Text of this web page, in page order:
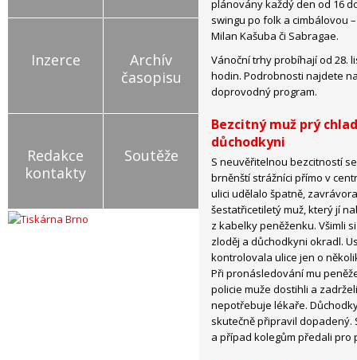
Inzerce
Archív
časopisu
Redakce
kontakty
Soutěže
plánovány každý den od 16
swingu po folk a cimbálovou
Milan Kašuba či Sabragae.
Vánoční trhy probíhají od 28.
hodin. Podrobnosti najdete
doprovodný program.
Bezcitný muž prý
důchodkyni
S neuvěřitelnou bezcitností
brněnští strážníci přímo v
ulici udělalo špatně,
šestatřicetiletý muž, který jí
z kabelky peněženku. Všimli
zloděj a důchodkyni okradl.
kontrolovala ulice jen o
Při pronásledování mu
policie muže dostihli a
nepotřebuje lékaře.
skutečně připravil dopadený.
a případ kolegům předali